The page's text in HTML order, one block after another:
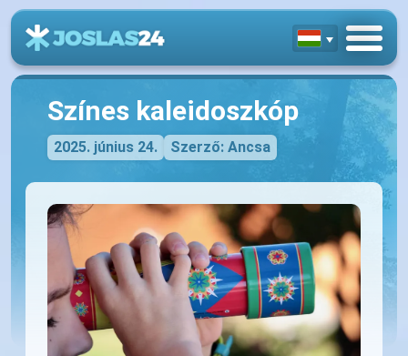
Színes kaleidoszkóp
2025. június 24. Szerző: Ancsa